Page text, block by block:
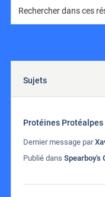
Sujets
Protéines Protéalpes
Dernier message par
Publié dans Spearboy's